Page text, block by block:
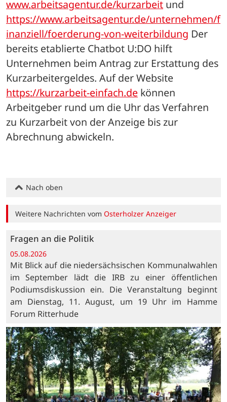
www.arbeitsagentur.de/kurzarbeit
https://www.arbeitsagentur.de/unternehmen/f
inanziell/foerderung-von-weiterbildung Der
bereits etablierte Chatbot U:DO hilft
Unternehmen beim Antrag zur Erstattung des
https://kurzarbeit-einfach.de können
Arbeitgeber rund um die Uhr das Verfahren
zu Kurzarbeit von der Anzeige bis zur
Abrechnung abwickeln.
Nach oben
Weitere Nachrichten vomOsterholzer Anzeiger
Fragen an die Politik
05.08.2026
Mit Blick auf die niedersächsischen Kommunalwahlen
im September lädt die IRB zu einer öffentlichen
Podiumsdiskussion ein. Die Veranstaltung beginnt
am Dienstag, 11. August, um 19 Uhr im Hamme
Forum Ritterhude